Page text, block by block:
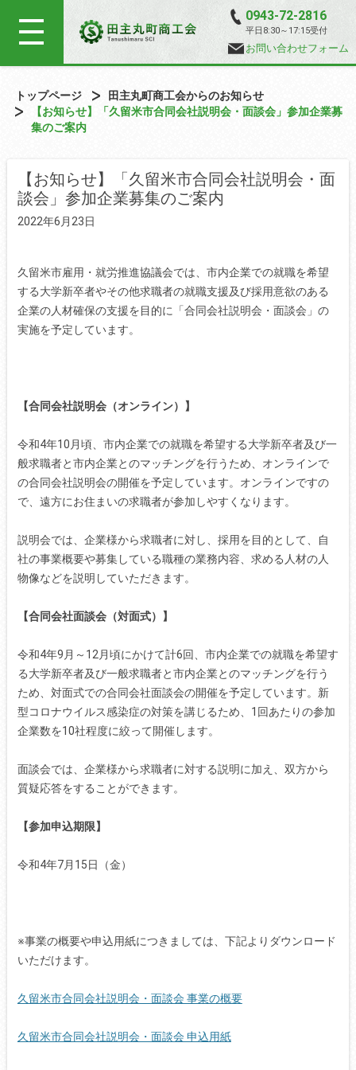
0943-72-2816
平日8:30～17:15受付
お問い合わせフォーム
トップページ
田主丸町商工会からのお知らせ
【お知らせ】「久留米市合同会社説明会・面談会」参加企業募
集のご案内
【お知らせ】「久留米市合同会社説明会・面
談会」参加企業募集のご案内
2022年6月23日
久留米市雇用・就労推進協議会では、市内企業での就職を希望
する大学新卒者やその他求職者の就職支援及び採用意欲のある
企業の人材確保の支援を目的に「合同会社説明会・面談会」の
実施を予定しています。
【合同会社説明会（オンライン）】
令和4年10月頃、市内企業での就職を希望する大学新卒者及び一
般求職者と市内企業とのマッチングを行うため、オンラインで
の合同会社説明会の開催を予定しています。オンラインですの
で、遠方にお住まいの求職者が参加しやすくなります。
説明会では、企業様から求職者に対し、採用を目的として、自
社の事業概要や募集している職種の業務内容、求める人材の人
物像などを説明していただきます。
【合同会社面談会（対面式）】
令和4年9月～12月頃にかけて計6回、市内企業での就職を希望す
る大学新卒者及び一般求職者と市内企業とのマッチングを行う
ため、対面式での合同会社面談会の開催を予定しています。新
型コロナウイルス感染症の対策を講じるため、1回あたりの参加
企業数を10社程度に絞って開催します。
面談会では、企業様から求職者に対する説明に加え、双方から
質疑応答をすることができます。
【参加申込期限】
令和4年7月15日（金）
※事業の概要や申込用紙につきましては、下記よりダウンロード
いただけます。
久留米市合同会社説明会・面談会 事業の概要
久留米市合同会社説明会・面談会 申込用紙